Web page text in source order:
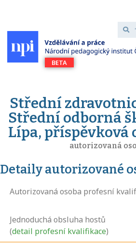
Střední
Střední odborná
Lípa, příspěvková
autorizovaná
Detaily autorizované
Autorizovaná osoba profesní
Jednoduchá obsluha hostů
(detail profesní kvalifikace)